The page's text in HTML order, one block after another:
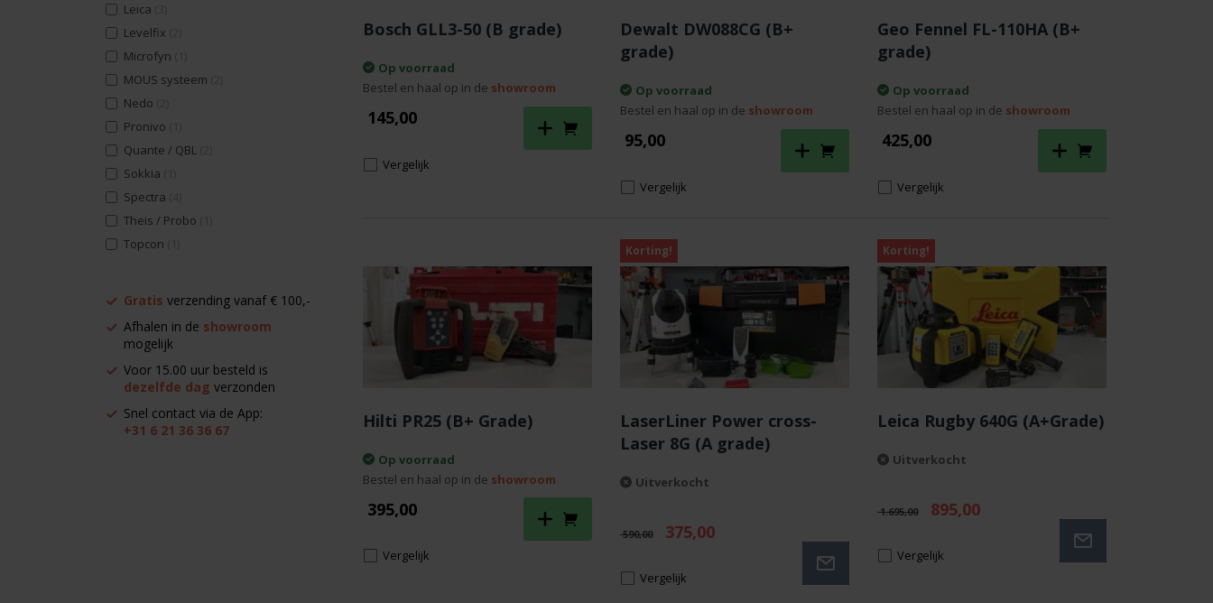
Leica
Levelfix
Microfyn
MOUS systeem
Nedo
Pronivo
Quante / QBL
Sokkia
Spectra
Theis / Probo
Topcon
Gratis verzending vanaf € 100,-
Afhalen in de showroom
mogelijk
Voor 15.00 uur besteld is
dezelfde dag verzonden
Snel contact via de App:
+31 6 21 36 36 67
Bosch GLL3-50 (B grade)
Op voorraad
Bestel en haal op in de showroom
145,00
Vergelijk
Dewalt DW088CG (B+
grade)
Op voorraad
Bestel en haal op in de showroom
95,00
Vergelijk
Geo Fennel FL-110HA (B+
grade)
Op voorraad
Bestel en haal op in de showroom
425,00
Vergelijk
Hilti PR25 (B+ Grade)
Op voorraad
Bestel en haal op in de showroom
395,00
Vergelijk
Korting!
LaserLiner Power cross-
Laser 8G (A grade)
Uitverkocht
590,00
Oorspronkelijke
€ 590,00.
375,00Huidige
Vergelijk
Korting!
Leica Rugby 640G (A+Grade)
Uitverkocht
1.695,00
Oorspronkelijke
€ 1.695,00.
895,00Huidige
Vergelijk